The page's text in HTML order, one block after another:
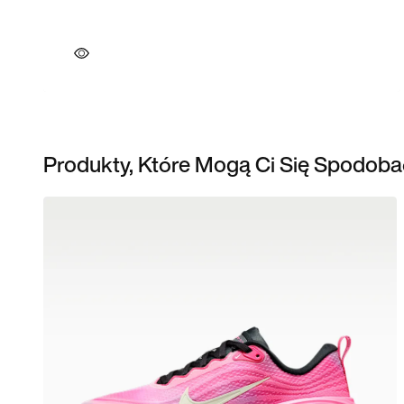
Produkty, Które Mogą Ci Się